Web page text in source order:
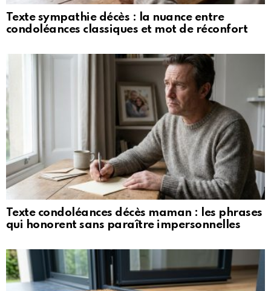
Texte sympathie décès : la nuance entre
condoléances classiques et mot de réconfort
Texte condoléances décès maman : les phrases
qui honorent sans paraître impersonnelles